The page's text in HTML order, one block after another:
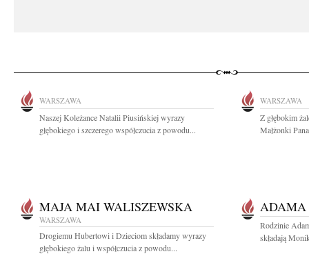
WARSZAWA
Naszej Koleżance Natalii Piusińskiej wyrazy
głębokiego i szczerego współczucia z powodu...
WARSZAWA
Z głębokim
Małżonki
MAJA MAI WALISZEWSKA
WARSZAWA
Drogiemu Hubertowi i Dzieciom składamy wyrazy
głębokiego żalu i współczucia z powodu...
ADAMA
Rodzinie
składają